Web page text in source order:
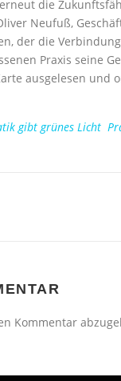
die
Neufuß,
der die
Praxis seine
ausgelesen und
gibt grünes Licht 
Kommentar